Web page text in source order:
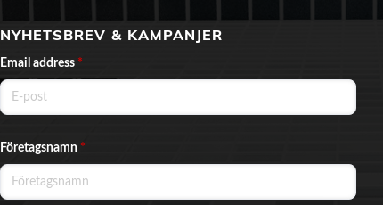
NYHETSBREV & KAMPANJER
Email address *
Företagsnamn *